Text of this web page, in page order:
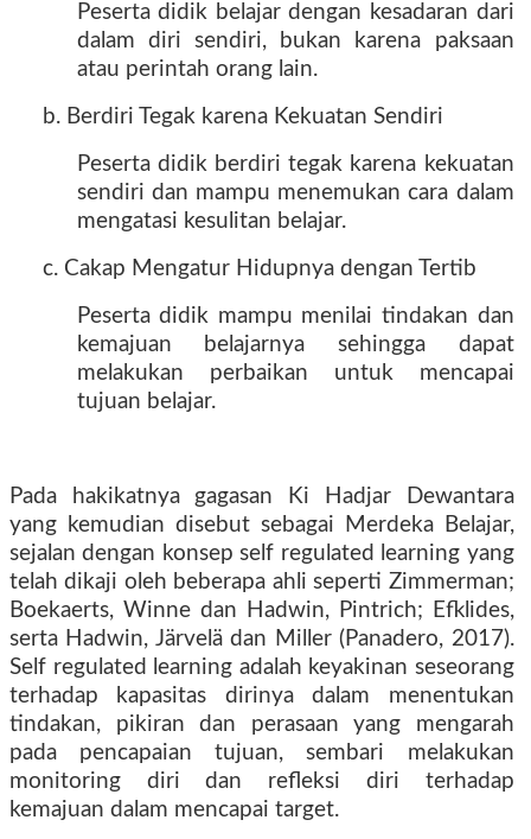
Peserta didik belajar dengan kesadaran dari
dalam diri sendiri, bukan karena paksaan
atau perintah orang lain.
b. Berdiri Tegak karena Kekuatan Sendiri
Peserta didik berdiri tegak karena kekuatan
sendiri dan mampu menemukan cara dalam
mengatasi kesulitan belajar.
c. Cakap Mengatur Hidupnya dengan Tertib
Peserta didik mampu menilai tindakan dan
kemajuan belajarnya sehingga dapat
melakukan perbaikan untuk mencapai
tujuan belajar.
Pada hakikatnya gagasan Ki Hadjar Dewantara
yang kemudian disebut sebagai Merdeka Belajar,
sejalan dengan konsep self regulated learning yang
telah dikaji oleh beberapa ahli seperti Zimmerman;
Boekaerts, Winne dan Hadwin, Pintrich; Efklides,
serta Hadwin, Järvelä dan Miller (Panadero, 2017).
Self regulated learning adalah keyakinan seseorang
terhadap kapasitas dirinya dalam menentukan
tindakan, pikiran dan perasaan yang mengarah
pada pencapaian tujuan, sembari melakukan
monitoring diri dan refleksi diri terhadap
kemajuan dalam mencapai target.